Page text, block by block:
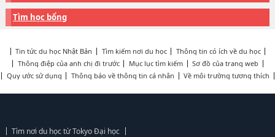
Tìm học bổng
Tin tức du học Nhật Bản Tìm kiếm nơi du học
Thông tin có ích về du học
Thông điệp của anh chị đi trước
Mục lục tìm kiếm
Sơ đồ của trang web
Quy ước sử dụng
Thông báo về thông tin cá nhân Về môi trường tương thích
Tìm nơi du học từ Tokyo Đại học